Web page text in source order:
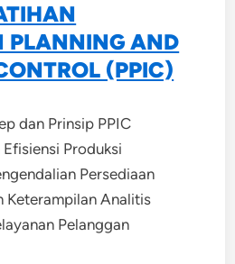
PLANNING AND
(PPIC)
dan Prinsip PPIC
Produksi
Persediaan
Keterampilan Analitis
Pelanggan